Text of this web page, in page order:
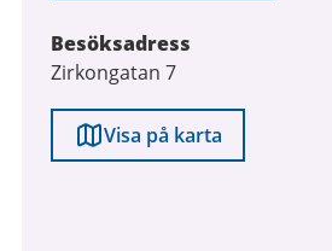
Besöksadress
Zirkongatan 7
Visa på karta